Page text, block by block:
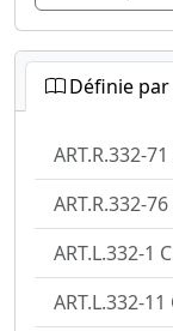
Définie par
ART.R.332-71
ART.R.332-76
ART.L.332-1
ART.L.332-11